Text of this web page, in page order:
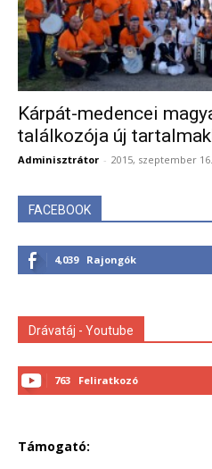
Kárpát-medencei
találkozója új
Adminisztrátor - 2015, szeptember 16.
FACEBOOK
4,039 Rajongók
Drávatáj - Youtube
763 Feliratkozó
Támogató: